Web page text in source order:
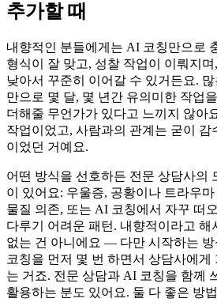
추가할 때
내향적인 분들에게는 AI 코칭만으로
형식이 잘 맞고, 성찰 작업이 이뤄지
낮아서 꾸준히 이어갈 수 있거든요.
만으로 몇 달, 몇 년간 유의미한 작업
더해줄 무언가가 있다고 느끼지 않아
작업이었고, 사람과의 관계는 굳이 감
이었던 거예요.
어떤 방식을 선호하든 전문 상담사의
이 있어요: 우울증, 공황이나 트라우
물질 의존, 또는 AI 코칭에서 자꾸 떠
다루기 어려운 패턴. 내향적이라고 해
없는 건 아니에요 — 다만 시작하는
코칭을 먼저 몇 번 하면서 상담사에
는 거죠. 전문 상담과 AI 코칭을 함께
활용하는 분도 있어요. 둘 다 좋은 방